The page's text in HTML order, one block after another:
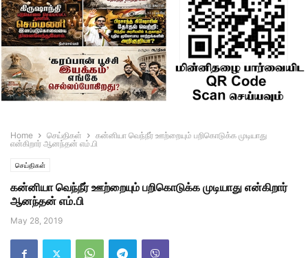
Home செய்திகள்
கன்னியா வெந்நீர் ஊற்றையும் பறிகொடுக்க முடியாது
என்கிறார் ஆனந்தன் எம்.பி
செய்திகள்
கன்னியா வெந்நீர் ஊற்றையும் பறிகொடுக்க முடியாது என்கிறார்
ஆனந்தன் எம்.பி
May 28, 2019